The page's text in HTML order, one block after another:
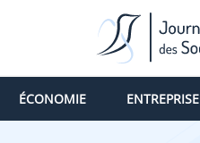
ÉCONOMIE ENTREPRISE